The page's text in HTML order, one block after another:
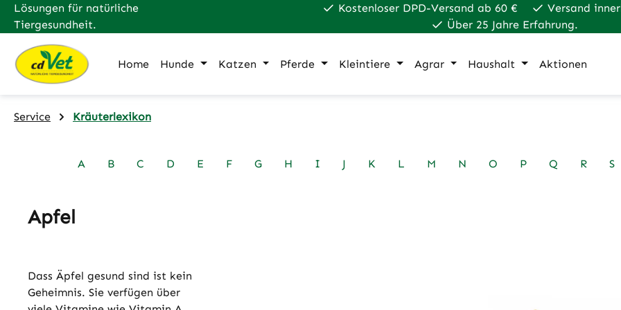
Hauptinhalt springen
Zur Suche springen
Zur Hauptnavigation springen
Lösungen für natürliche
Tiergesundheit.
Kostenloser DPD-Versand ab 60 €
Versand
Über 25 Jahre Erfahrung.
Home Hunde Katzen Pferde Kleintiere Agrar Haushalt Aktionen
Service Kräuterlexikon
A B C D E F G H I J K L M N O P Q R S
Apfel
Dass Äpfel gesund sind ist kein
Geheimnis. Sie verfügen über